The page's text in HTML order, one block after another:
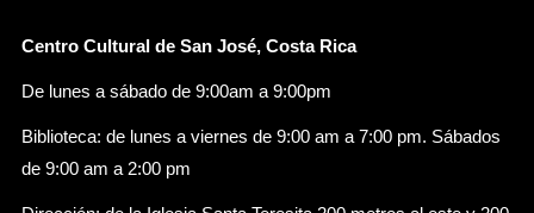
Centro Cultural de San José, Costa Rica
De lunes a sábado de 9:00am a 9:00pm
Biblioteca: de lunes a viernes de 9:00 am a 7:00 pm. Sábados
de 9:00 am a 2:00 pm